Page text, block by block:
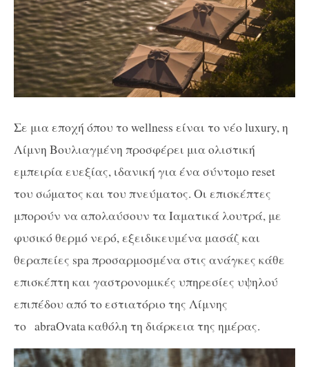
Σε μια εποχή όπου το wellness είναι το νέο luxury, η
Λίμνη Βουλιαγμένη προσφέρει μια ολιστική
εμπειρία ευεξίας, ιδανική για ένα σύντομο reset
του σώματος και του πνεύματος. Οι επισκέπτες
μπορούν να απολαύσουν τα Ιαματικά λουτρά, με
φυσικό θερμό νερό, εξειδικευμένα μασάζ και
θεραπείες spa προσαρμοσμένα στις ανάγκες κάθε
επισκέπτη και γαστρονομικές υπηρεσίες υψηλού
επιπέδου από το εστιατόριο της Λίμνης
το abraOvata καθόλη τη διάρκεια της ημέρας.